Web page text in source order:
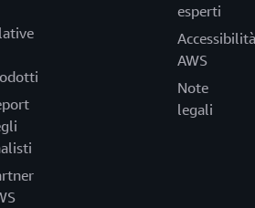
esperti
Accessibilità
AWS
Note
legali